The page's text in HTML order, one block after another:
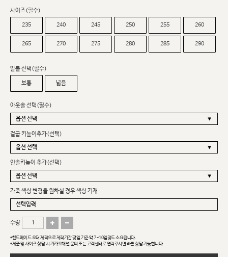
사이즈(필수)
235 240 245 250 255 260
265 270 275 280 285 290
발볼 선택(필수)
보통 넓음
아웃솔 선택(필수)
겉굽 키높이추가(선택)
인솔키높이 추가(선택)
가죽 색상 변경을 원하실 경우 색상 기재
수량
*핸드메이드 오더 제작으로 제작기간 평일 기준 약 7~10일정도 소요됩니다.
*제품 및 사이즈 상담 시 카카오채널 문의 또는 고객센터로 연락주시면 빠른 상담 가능합니다.